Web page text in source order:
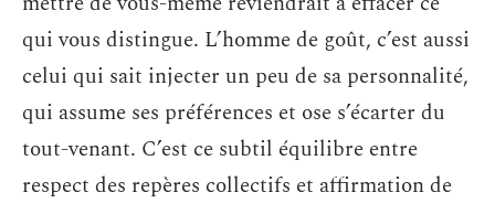
qui vous distingue. L’homme de goût, c’est aussi
celui qui sait injecter un peu de sa personnalité,
qui assume ses préférences et ose s’écarter du
tout-venant. C’est ce subtil équilibre entre
respect des repères collectifs et affirmation de